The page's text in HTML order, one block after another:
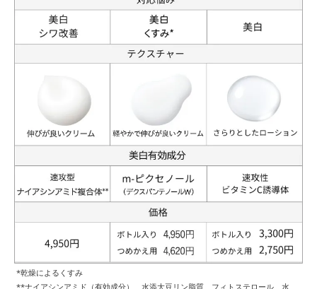
*乾燥によるくすみ
**ナイアシンアミド（有効成分）、水添大豆リン脂質、フィトステロール、水